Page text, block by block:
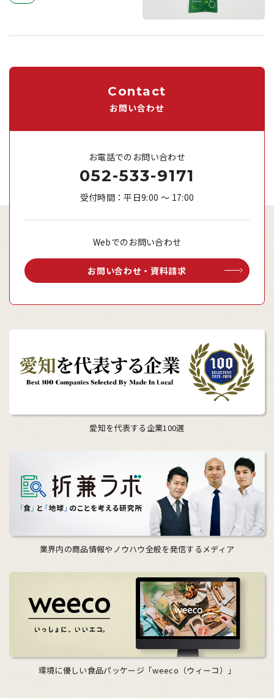
Contact
お問い合わせ
お電話でのお問い合わせ
052-533-9171
受付時間：平日9:00 ～ 17:00
Webでのお問い合わせ
お問い合わせ・資料請求
愛知を代表する企業100選
業界内の商品情報やノウハウ全般を発信するメディア
環境に優しい食品パッケージ「weeco（ウィーコ）」